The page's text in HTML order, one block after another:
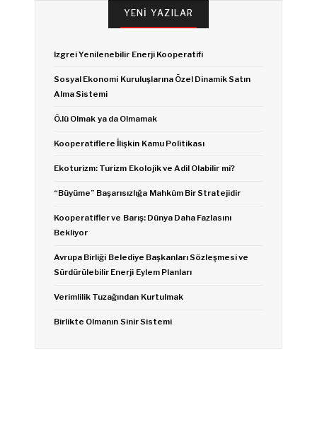
YENI YAZILAR
Izgrei Yenilenebilir Enerji Kooperatifi
Sosyal Ekonomi Kuruluşlarına Özel Dinamik Satın
Alma Sistemi
Ö.lü Olmak ya da Olmamak
Kooperatiflere İlişkin Kamu Politikası
Ekoturizm: Turizm Ekolojik ve Adil Olabilir mi?
“Büyüme” Başarısızlığa Mahkûm Bir Stratejidir
Kooperatifler ve Barış: Dünya Daha Fazlasını
Bekliyor
Avrupa Birliği Belediye Başkanları Sözleşmesi ve
Sürdürülebilir Enerji Eylem Planları
Verimlilik Tuzağından Kurtulmak
Birlikte Olmanın Sinir Sistemi